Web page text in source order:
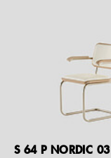
S 64 P NORDIC 03